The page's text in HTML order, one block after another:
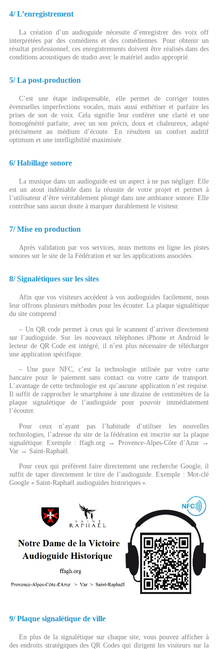
4/ L’enregistrement
La création d’un audioguide nécessite d’enregistrer des voix off
interprétées par des comédiens et des comédiennes. Pour obtenir un
résultat professionnel, ces enregistrements doivent être réalisés dans des
conditions acoustiques de studio avec le matériel audio approprié.
5/ La post-production
C’est une étape indispensable, elle permet de corriger toutes
éventuelles imperfections vocales, mais aussi esthétiser et parfaire les
prises de son de voix. Cela signifie leur conférer une clarté et une
homogénéité parfaite, avec un son précis, doux et chaleureux, adapté
précisément au médium d’écoute. En résultent un confort auditif
optimum et une intelligibilité maximisée.
6/ Habillage sonore
La musique dans un audioguide est un aspect à ne pas négliger. Elle
est un atout indéniable dans la réussite de votre projet et permet à
l’utilisateur d’être véritablement plongé dans une ambiance sonore. Elle
contribue sans aucun doute à marquer durablement le visiteur.
7/ Mise en production
Après validation par vos services, nous mettons en ligne les pistes
sonores sur le site de la Fédération et sur les applications associées.
8/ Signalétiques sur les sites
Afin que vos visiteurs accèdent à vos audioguides facilement, nous
leur offrons plusieurs méthodes pour les écouter. La plaque signalétique
du site comprend :
– Un QR code permet à ceux qui le scannent d’arriver directement
sur l’audioguide. Sur les nouveaux téléphones iPhone et Android le
lecteur de QR Code est intégré, il n’est plus nécessaire de télécharger
une application spécifique.
– Une puce NFC, c’est la technologie utilisée par votre carte
bancaire pour le paiement sans contact ou votre carte de transport.
L’avantage de cette technologie est qu’aucune application n’est requise.
Il suffit de rapprocher le smartphone à une dizaine de centimètres de la
plaque signalétique de l’audioguide pour pouvoir immédiatement
l’écouter.
Pour ceux n’ayant pas l’habitude d’utiliser les nouvelles
technologies, l’adresse du site de la fédération est inscrite sur la plaque
signalétique. Exemple : ffagh.org → Provence-Alpes-Côte d’Azur →
Var → Saint-Raphaël.
Pour ceux qui préfèrent faire directement une recherche Google, il
suffit de taper directement le titre de l’audioguide. Exemple : Mot-clé
Google « Saint-Raphaël audioguides historiques ».
9/ Plaque signalétique de ville
En plus de la signalétique sur chaque site, vous pouvez afficher à
des endroits stratégiques des QR Codes qui dirigent les visiteurs sur la